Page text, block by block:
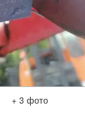
+ 3 фото